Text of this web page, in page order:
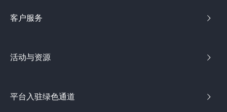
客户服务
活动与资源
平台入驻绿色通道